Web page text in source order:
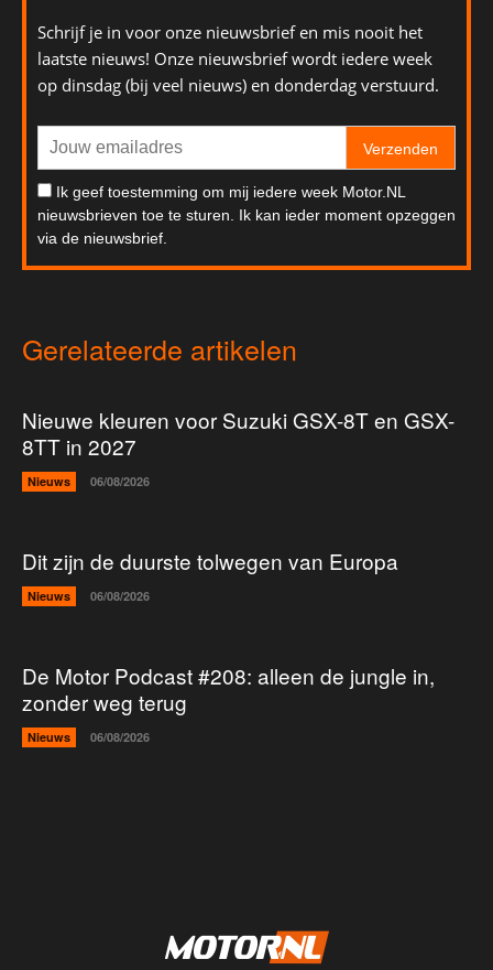
Schrijf je in voor onze nieuwsbrief en mis nooit het
laatste nieuws! Onze nieuwsbrief wordt iedere week
op dinsdag (bij veel nieuws) en donderdag verstuurd.
Verzenden
Ik geef toestemming om mij iedere week Motor.NL
nieuwsbrieven toe te sturen. Ik kan ieder moment opzeggen
via de nieuwsbrief.
Gerelateerde artikelen
Nieuwe kleuren voor Suzuki GSX-8T en GSX-
8TT in 2027
Nieuws 06/08/2026
Dit zijn de duurste tolwegen van Europa
Nieuws 06/08/2026
De Motor Podcast #208: alleen de jungle in,
zonder weg terug
Nieuws 06/08/2026